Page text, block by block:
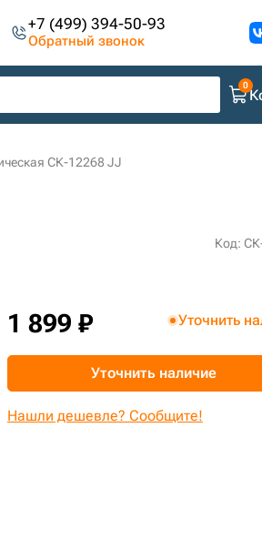
+7 (499) 394-50-93
Обратный звонок
СК-12268 JJ
Код:
1 899 ₽ Уточнить
Уточнить наличие
Нашли дешевле? Сообщите!